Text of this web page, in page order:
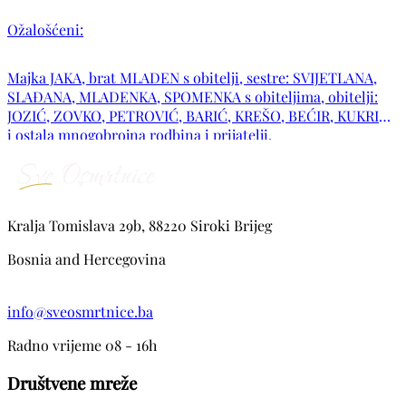
Ožalošćeni:
Majka JAKA, brat MLADEN s obitelji, sestre: SVIJETLANA,
SLAĐANA, MLADENKA, SPOMENKA s obiteljima, obitelji:
JOZIĆ, ZOVKO, PETROVIĆ, BARIĆ, KREŠO, BEĆIR, KUKRIKA
i ostala mnogobrojna rodbina i prijatelji.
Kralja Tomislava 29b, 88220 Siroki Brijeg
Bosnia and Hercegovina
info@sveosmrtnice.ba
Radno vrijeme 08 - 16h
Društvene mreže